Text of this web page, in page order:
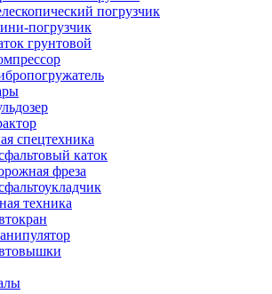
погрузчик
погрузчик
грунтовой
спецтехника
каток
фреза
техника